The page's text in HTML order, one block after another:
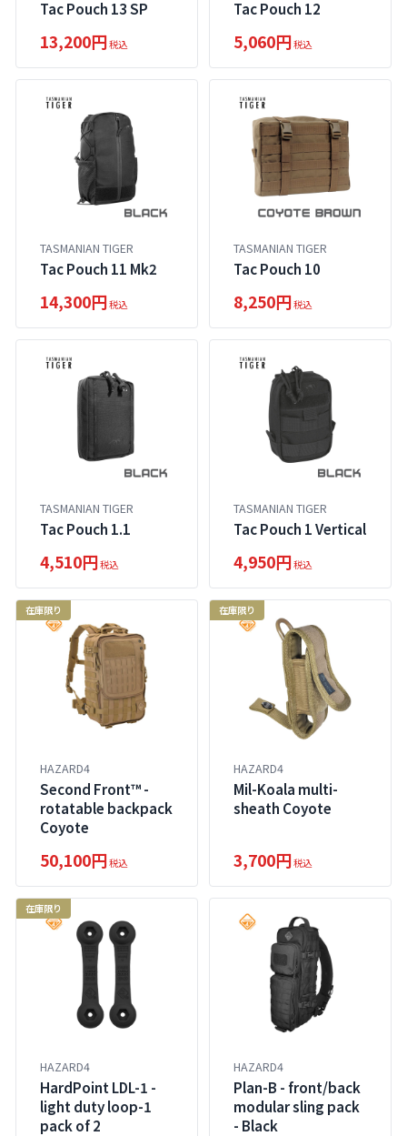
Tac Pouch 13 SP
13,200円税込
Tac Pouch 12
5,060円税込
TASMANIAN TIGER
Tac Pouch 11 Mk2
14,300円税込
TASMANIAN TIGER
Tac Pouch 10
8,250円税込
TASMANIAN TIGER
Tac Pouch 1.1
4,510円税込
TASMANIAN TIGER
Tac Pouch 1 Vertical
4,950円税込
在庫限り
HAZARD4
Second Front™ -
rotatable backpack
Coyote
50,100円税込
在庫限り
HAZARD4
Mil-Koala multi-
sheath Coyote
3,700円税込
在庫限り
HAZARD4
HardPoint LDL-1 -
light duty loop-1
pack of 2
HAZARD4
Plan-B - front/back
modular sling pack
- Black